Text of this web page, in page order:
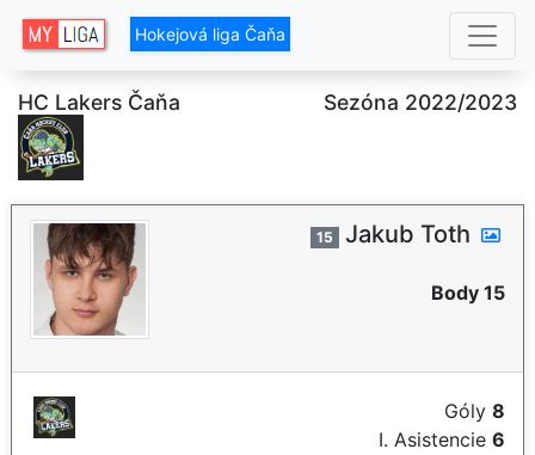
Hokejová liga Čaňa
HC Lakers Čaňa Sezóna 2022/2023
15 Jakub Toth
Body 15
Góly 8
I. Asistencie 6